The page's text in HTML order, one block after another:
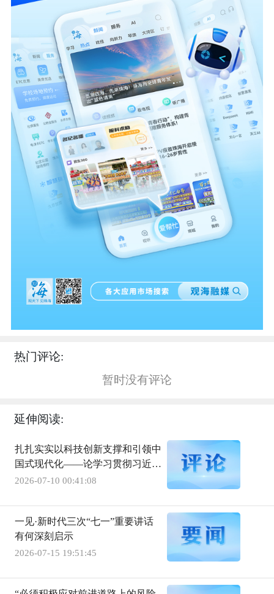
热门评论:
暂时没有评论
延伸阅读:
扎扎实实以科技创新支撑和引领中
国式现代化——论学习贯彻习近平
总书记在国家科学技术奖励大会、
2026-07-10 00:41:08
一见·新时代三次“七一”重要讲话
有何深刻启示
2026-07-15 19:51:45